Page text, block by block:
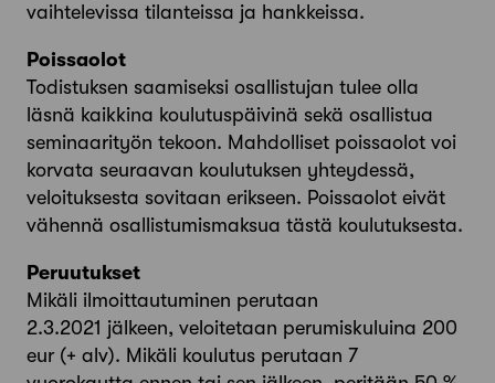
vaihtelevissa tilanteissa ja hankkeissa.
Poissaolot
Todistuksen saamiseksi osallistujan tulee olla
läsnä kaikkina koulutuspäivinä sekä osallistua
seminaarityön tekoon. Mahdolliset poissaolot voi
korvata seuraavan koulutuksen yhteydessä,
veloituksesta sovitaan erikseen. Poissaolot eivät
vähennä osallistumismaksua tästä koulutuksesta.
Peruutukset
Mikäli ilmoittautuminen perutaan
2.3.2021 jälkeen, veloitetaan perumiskuluina 200
eur (+ alv). Mikäli koulutus perutaan 7